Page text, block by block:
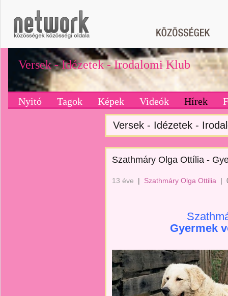
Versek - Idézetek - Irodalomi Klub
Nyitó Tagok Képek Videók Hírek
Versek - Idézetek -
Szathmáry Olga Ottília -
13 éve | Szathmáry Olga Ottilia |
Gyermek